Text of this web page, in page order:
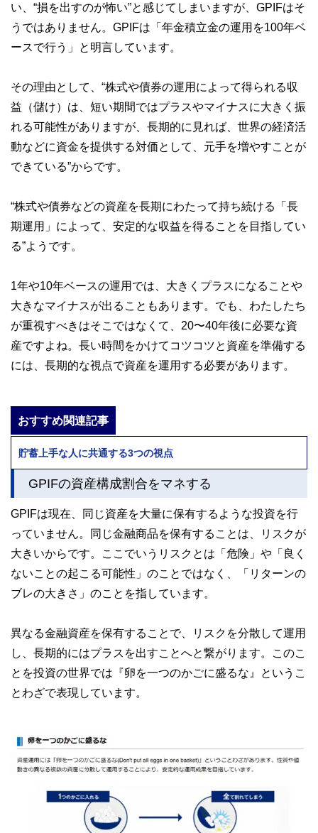
い、“損を出すのが怖い”と感じてしまいますが、GPIFはそ
うではありません。GPIFは「年金積立金の運用を100年ベ
ースで行う」と明言しています。
その理由として、“株式や債券の運用によって得られる収
益（儲け）は、短い期間ではプラスやマイナスに大きく振
れる可能性がありますが、長期的に見れば、世界の経済活
動などに資金を提供する対価として、元手を増やすことが
できている”からです。
“株式や債券などの資産を長期にわたって持ち続ける「長
期運用」によって、安定的な収益を得ることを目指してい
る”ようです。
1年や10年ベースの運用では、大きくプラスになることや
大きなマイナスが出ることもあります。でも、わたしたち
が重視すべきはそこではなくて、20〜40年後に必要な資
産ですよね。長い時間をかけてコツコツと資産を準備する
には、長期的な視点で資産を運用する必要があります。
おすすめ関連記事
貯蓄上手な人に共通する3つの視点
GPIFの資産構成割合をマネする
GPIFは現在、同じ資産を大量に保有するような投資を行
っていません。同じ金融商品を保有することは、リスクが
大きいからです。ここでいうリスクとは「危険」や「良く
ないことの起こる可能性」のことではなく、「リターンの
ブレの大きさ」のことを指しています。
異なる金融資産を保有することで、リスクを分散して運用
し、長期的にはプラスを出すことへと繋がります。このこ
とを投資の世界では『卵を一つのかごに盛るな』というこ
とわざで表現しています。